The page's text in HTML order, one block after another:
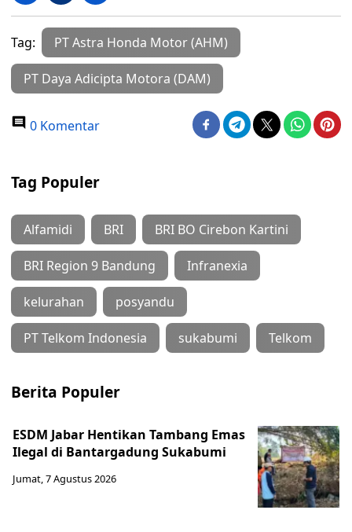
Tag: PT Astra Honda Motor (AHM)
PT Daya Adicipta Motora (DAM)
0 Komentar
Tag Populer
Alfamidi BRI BRI BO Cirebon Kartini
BRI Region 9 Bandung Infranexia
kelurahan posyandu
PT Telkom Indonesia sukabumi Telkom
Berita Populer
ESDM Jabar Hentikan Tambang Emas
Ilegal di Bantargadung Sukabumi
Jumat, 7 Agustus 2026